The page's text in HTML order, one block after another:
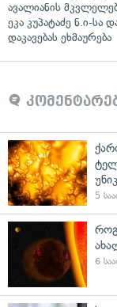
ავალიანის
ეკა კუპატაძე ნ.ი-სა
დაკავებას ეხმაურება
5
6